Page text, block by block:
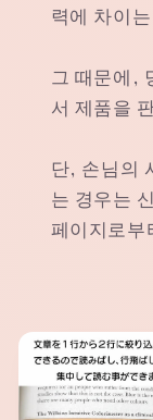
력에 차이
그 때문에,
서 제품을
단, 손님의
는 경우는
페이지로